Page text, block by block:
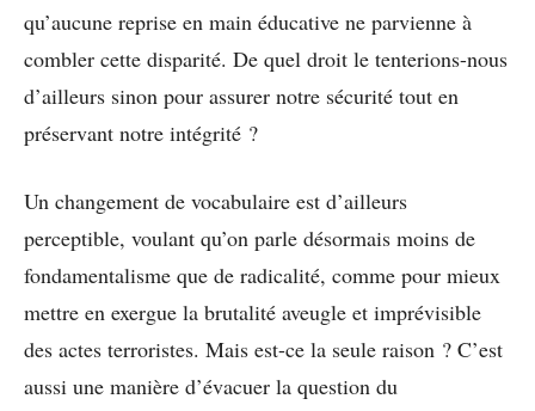
qu’aucune reprise en main éducative ne parvienne à
combler cette disparité. De quel droit le tenterions-nous
d’ailleurs sinon pour assurer notre sécurité tout en
préservant notre intégrité ?
Un changement de vocabulaire est d’ailleurs
perceptible, voulant qu’on parle désormais moins de
fondamentalisme que de radicalité, comme pour mieux
mettre en exergue la brutalité aveugle et imprévisible
des actes terroristes. Mais est-ce la seule raison ? C’est
aussi une manière d’évacuer la question du